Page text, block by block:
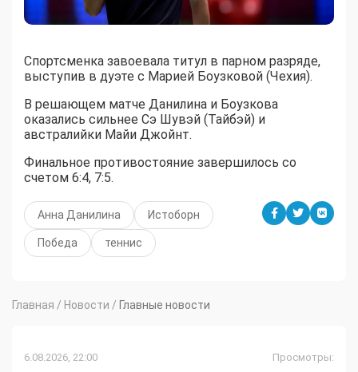
Спортсменка завоевала титул в парном разряде,
выступив в дуэте с Марией Боузковой (Чехия).
В решающем матче Данилина и Боузкова
оказались сильнее Сэ Шувэй (Тайбэй) и
австралийки Майи Джойнт.
Финальное противостояние завершилось со
счетом 6:4, 7:5.
Анна Данилина Истоборн
Победа теннис
Главная / Новости / Главные новости
6.08.2026, 22:00 Просмотры: